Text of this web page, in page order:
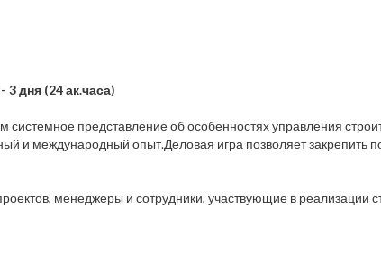
дня (24 ак.часа)
системное представление об особенностях управления
и международный опыт.Деловая игра позволяет закрепить
менеджеры и сотрудники, участвующие в реализации